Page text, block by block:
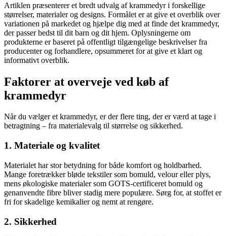
Artiklen præsenterer et bredt udvalg af krammedyr i forskellige
størrelser, materialer og designs. Formålet er at give et overblik over
variationen på markedet og hjælpe dig med at finde det krammedyr,
der passer bedst til dit barn og dit hjem. Oplysningerne om
produkterne er baseret på offentligt tilgængelige beskrivelser fra
producenter og forhandlere, opsummeret for at give et klart og
informativt overblik.
Faktorer at overveje ved køb af
krammedyr
Når du vælger et krammedyr, er der flere ting, der er værd at tage i
betragtning – fra materialevalg til størrelse og sikkerhed.
1. Materiale og kvalitet
Materialet har stor betydning for både komfort og holdbarhed.
Mange foretrækker bløde tekstiler som bomuld, velour eller plys,
mens økologiske materialer som GOTS-certificeret bomuld og
genanvendte fibre bliver stadig mere populære. Sørg for, at stoffet er
fri for skadelige kemikalier og nemt at rengøre.
2. Sikkerhed